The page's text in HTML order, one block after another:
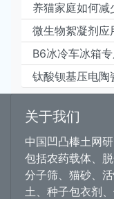
养猫家庭如何减
微生物絮凝剂应
B6冰冷车冰箱
关于我们
中国凹凸棒土网
包括农药载体、
分子筛、猫砂、
土、种子包衣剂